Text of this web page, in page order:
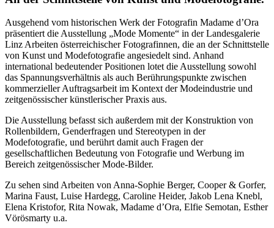
Ausgehend vom historischen Werk der Fotografin Madame d’Ora
präsentiert die Ausstellung „Mode Momente“ in der Landesgalerie
Linz Arbeiten österreichischer Fotografinnen, die an der Schnittstelle
von Kunst und Modefotografie angesiedelt sind. Anhand
international bedeutender Positionen lotet die Ausstellung sowohl
das Spannungsverhältnis als auch Berührungspunkte zwischen
kommerzieller Auftragsarbeit im Kontext der Modeindustrie und
zeitgenössischer künstlerischer Praxis aus.
Die Ausstellung befasst sich außerdem mit der Konstruktion von
Rollenbildern, Genderfragen und Stereotypen in der
Modefotografie, und berührt damit auch Fragen der
gesellschaftlichen Bedeutung von Fotografie und Werbung im
Bereich zeitgenössischer Mode-Bilder.
Zu sehen sind Arbeiten von Anna-Sophie Berger, Cooper & Gorfer,
Marina Faust, Luise Hardegg, Caroline Heider, Jakob Lena Knebl,
Elena Kristofor, Rita Nowak, Madame d’Ora, Elfie Semotan, Esther
Vörösmarty u.a.